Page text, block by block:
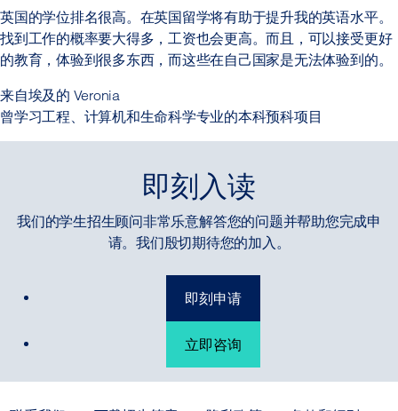
英国的学位排名很高。在英国留学将有助于提升我的英语水平。
找到工作的概率要大得多，工资也会更高。而且，可以接受更好
的教育，体验到很多东西，而这些在自己国家是无法体验到的。
来自埃及的 Veronia
曾学习工程、计算机和生命科学专业的本科预科项目
即刻入读
我们的学生招生顾问非常乐意解答您的问题并帮助您完成申
请。我们殷切期待您的加入。
即刻申请
立即咨询